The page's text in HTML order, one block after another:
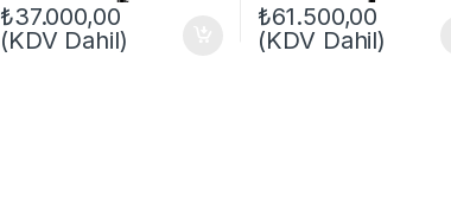
₺37.000,00
(KDV Dahil)
₺61.500,00
(KDV Dahil)